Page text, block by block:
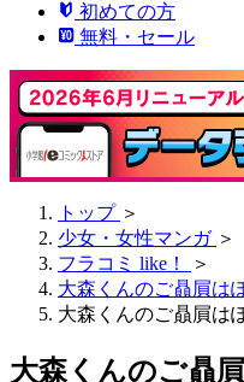
初めての方
無料・セール
トップ ＞
少女・女性マンガ ＞
フラコミ like！
＞
大森くんのご贔屓は
大森くんのご贔屓は
大森くんのご贔